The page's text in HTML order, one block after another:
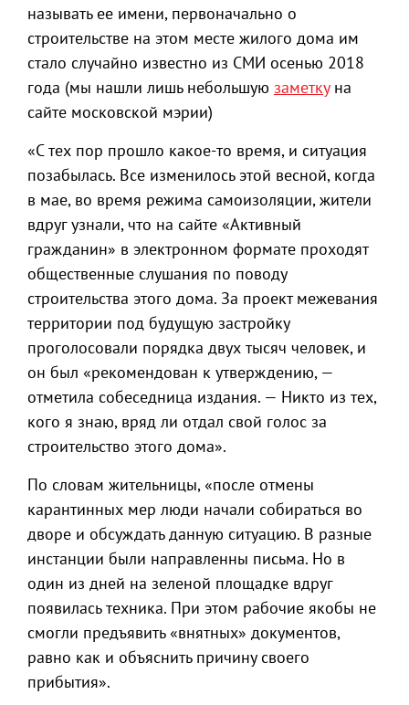
называть ее имени, первоначально о
строительстве на этом месте жилого дома им
стало случайно известно из СМИ осенью 2018
года (мы нашли лишь небольшую заметкуна
сайте московской мэрии)
«С тех пор прошло какое-то время, и ситуация
позабылась. Все изменилось этой весной, когда
в мае, во время режима самоизоляции, жители
вдруг узнали, что на сайте «Активный
гражданин» в электронном формате проходят
общественные слушания по поводу
строительства этого дома. За проект межевания
территории под будущую застройку
проголосовали порядка двух тысяч человек, и
он был «рекомендован к утверждению, —
отметила собеседница издания. — Никто из тех,
кого я знаю, вряд ли отдал свой голос за
строительство этого дома».
По словам жительницы, «после отмены
карантинных мер люди начали собираться во
дворе и обсуждать данную ситуацию. В разные
инстанции были направленны письма. Но в
один из дней на зеленой площадке вдруг
появилась техника. При этом рабочие якобы не
смогли предъявить «внятных» документов,
равно как и объяснить причину своего
прибытия».